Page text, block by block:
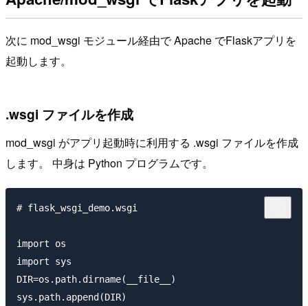
次に mod_wsgi モジュール経由で Apache でFlaskアプリを
起動します。
.wsgi ファイルを作成
mod_wsgi がアプリ起動時に利用する .wsgi ファイルを作成
します。 中身は Python プログラムです。
# flask_wsgi_demo.wsgi
import os
import sys
DIR=os.path.dirname(__file__)
sys.path.append(DIR)